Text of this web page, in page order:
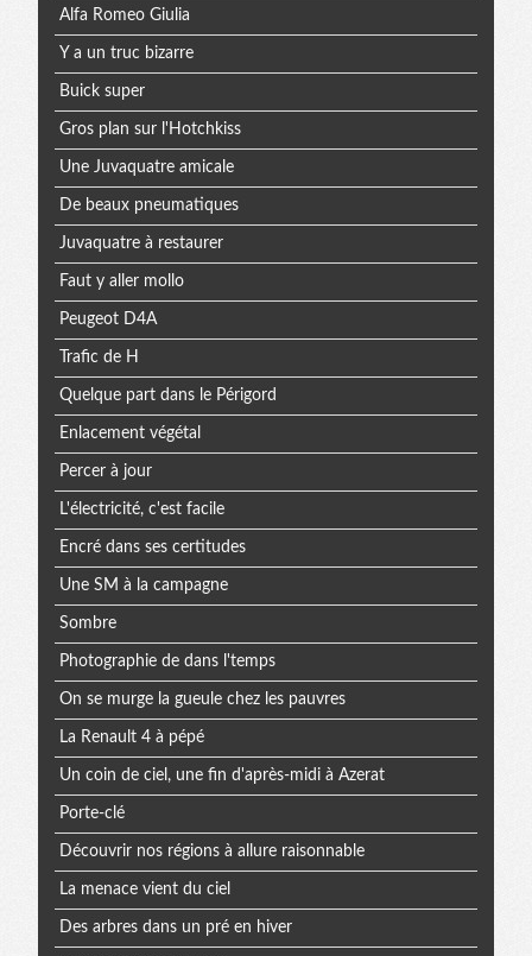
Alfa Romeo Giulia
Y a un truc bizarre
Buick super
Gros plan sur l'Hotchkiss
Une Juvaquatre amicale
De beaux pneumatiques
Juvaquatre à restaurer
Faut y aller mollo
Peugeot D4A
Trafic de H
Quelque part dans le Périgord
Enlacement végétal
Percer à jour
L'électricité, c'est facile
Encré dans ses certitudes
Une SM à la campagne
Sombre
Photographie de dans l'temps
On se murge la gueule chez les pauvres
La Renault 4 à pépé
Un coin de ciel, une fin d'après-midi à Azerat
Porte-clé
Découvrir nos régions à allure raisonnable
La menace vient du ciel
Des arbres dans un pré en hiver